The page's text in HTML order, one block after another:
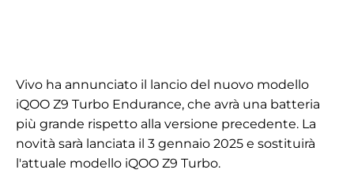
Vivo ha annunciato il lancio del nuovo modello
iQOO Z9 Turbo Endurance, che avrà una batteria
più grande rispetto alla versione precedente. La
novità sarà lanciata il 3 gennaio 2025 e sostituirà
l'attuale modello iQOO Z9 Turbo.